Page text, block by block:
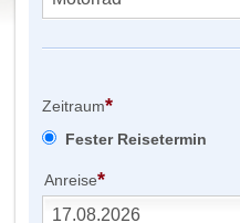
Zeitraum*
Fester Reisetermin
Anreise*